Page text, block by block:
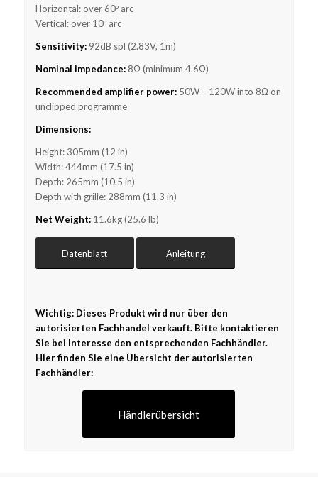
Horizontal: over 60º arc
Vertical: over 10º arc
Sensitivity:92dB spl (2.83V, 1m)
Nominal impedance:8Ω (minimum 4.6Ω)
Recommended amplifier power:50W – 120W into 8Ω on
unclipped programme
Dimensions:
Height: 305mm (12 in)
Width: 444mm (17.5 in)
Depth: 265mm (10.5 in)
Depth with grille: 288mm (11.3 in)
Net Weight:11.6kg (25.6 lb)
Datenblatt Anleitung
Wichtig: Dieses Produkt wird nur über den
autorisierten Fachhandel verkauft. Bitte kontaktieren
Sie bei Interesse den entsprechenden Fachhändler.
Hier finden Sie eine Übersicht der autorisierten
Fachhändler:
Händlerübersicht